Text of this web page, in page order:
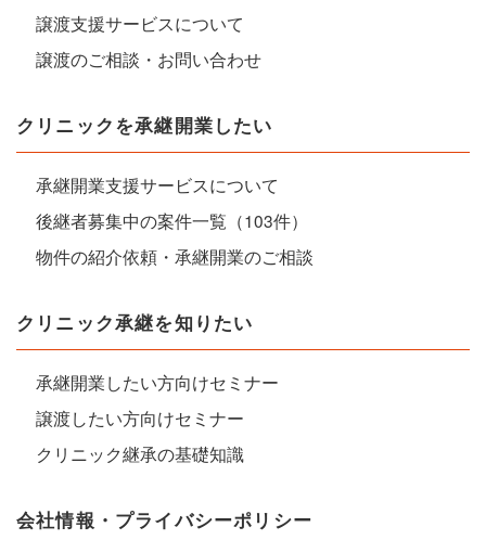
譲渡支援サービスについて
譲渡のご相談・お問い合わせ
クリニックを承継開業したい
承継開業支援サービスについて
後継者募集中の案件一覧（103件）
物件の紹介依頼・承継開業のご相談
クリニック承継を知りたい
承継開業したい方向けセミナー
譲渡したい方向けセミナー
クリニック継承の基礎知識
会社情報・プライバシーポリシー